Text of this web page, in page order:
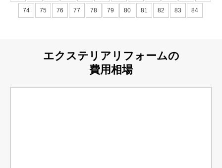
74 75 76 77 78 79 80 81 82 83 84
エクステリアリフォームの
費用相場